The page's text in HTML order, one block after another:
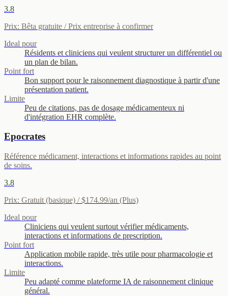
3.8
Prix: Bêta gratuite / Prix entreprise à confirmer
Ideal pour
Résidents et cliniciens qui veulent structurer un différentiel ou
un plan de bilan.
Point fort
Bon support pour le raisonnement diagnostique à partir d'une
présentation patient.
Limite
Peu de citations, pas de dosage médicamenteux ni
d'intégration EHR complète.
Epocrates
Référence médicament, interactions et informations rapides au point
de soins.
3.8
Prix: Gratuit (basique) / $174.99/an (Plus)
Ideal pour
Cliniciens qui veulent surtout vérifier médicaments,
interactions et informations de prescription.
Point fort
Application mobile rapide, très utile pour pharmacologie et
interactions.
Limite
Peu adapté comme plateforme IA de raisonnement clinique
général.